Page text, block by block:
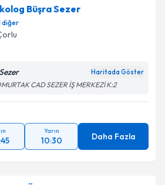
Büşra Sezer
diğer
CAD SEZER İŞ MERKEZİ K:2
Yarın
10:30 Daha Fazla